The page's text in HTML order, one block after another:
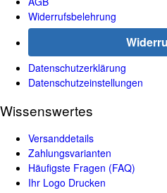
Widerrufsbelehrung
Datenschutzerklärung
Datenschutzeinstellungen
Wissenswertes
Versanddetails
Zahlungsvarianten
Häufigste Fragen (FAQ)
Ihr Logo Drucken